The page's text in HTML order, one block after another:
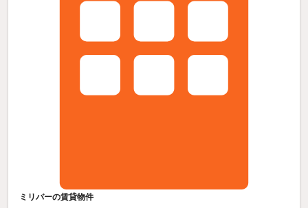
ミリバーの賃貸物件